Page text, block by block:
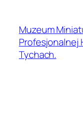
Muzeum
Profesjonalnej
Tychach.